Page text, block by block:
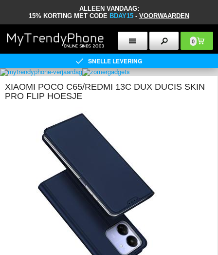
ALLEEN VANDAAG:
15% KORTING MET CODE BDAY15 - VOORWAARDEN
0
SNELLE LEVERING
XIAOMI POCO C65/REDMI 13C DUX DUCIS SKIN
PRO FLIP HOESJE